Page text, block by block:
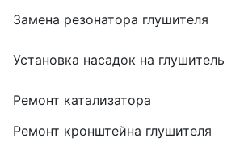
Замена резонатора глушителя
Установка насадок на глушитель
Ремонт катализатора
Ремонт кронштейна глушителя